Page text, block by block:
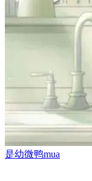
是幼微鸭mua